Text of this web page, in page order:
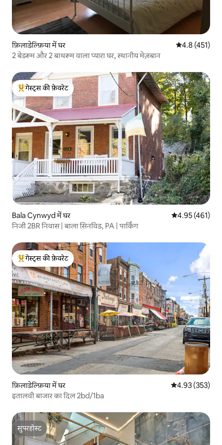
फ़िलाडेल्फ़िया में घर औसत रेटिंग 5 में
4.8 (451)
2 बेडरूम और 2 बाथरूम वाला प्यारा घर, स्थानीय मेज़बान
गेस्ट्स का टॉप फ़ेवरेट
गेस्ट्स की फ़ेवरेट
Bala Cynwyd में घर औसत रेटिंग 5 में से
4.95 (461)
निजी 2BR निवास | बाला सिनविड, PA | पार्किंग
गेस्ट्स का टॉप फ़ेवरेट
गेस्ट्स की फ़ेवरेट
फ़िलाडेल्फ़िया में घर औसत रेटिंग 5 में से
4.93 (353)
इतालवी बाजार का दिल 2bd/1ba
सुपरहोस्ट
सुपरहोस्ट